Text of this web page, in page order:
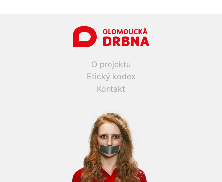
O projektu
Etický kodex
Kontakt